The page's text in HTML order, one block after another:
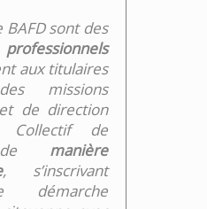
BPJEPS
/
CPJEPS
BAFD sont des
aux titulaires
missions
de direction
Collectif de
de manière
, s’inscrivant
démarche